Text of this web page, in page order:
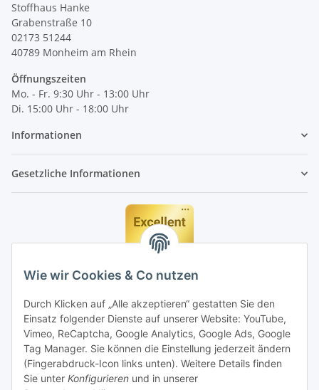
Wie wir Cookies & Co nutzen
Durch Klicken auf „Alle akzeptieren“ gestatten Sie den
Einsatz folgender Dienste auf unserer Website: YouTube,
Vimeo, ReCaptcha, Google Analytics, Google Ads, Google
Tag Manager. Sie können die Einstellung jederzeit ändern
(Fingerabdruck-Icon links unten). Weitere Details finden
Sie unter Konfigurieren und in unserer
Stoffhaus Hanke
Grabenstraße 10
02173 51244
40789 Monheim am Rhein
Öffnungszeiten
Mo. - Fr. 9:30 Uhr - 13:00 Uhr
Di. 15:00 Uhr - 18:00 Uhr
Informationen
Gesetzliche Informationen